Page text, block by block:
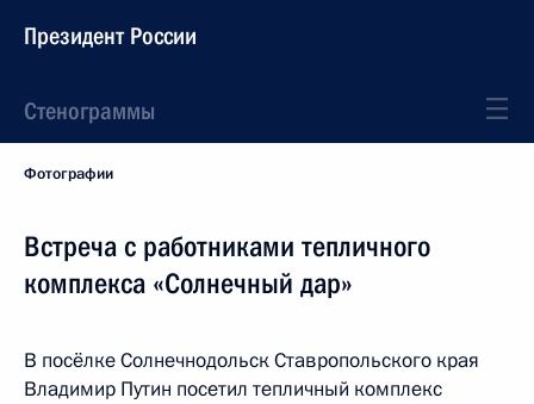
Президент России
Стенограммы
Фотографии
Встреча с работниками тепличного
комплекса «Солнечный дар»
В посёлке Солнечнодольск Ставропольского края
Владимир Путин посетил тепличный комплекс